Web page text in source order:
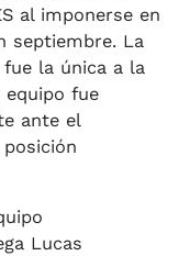
al imponerse en
septiembre. La
la única a la
equipo fue
ante el
Lucas